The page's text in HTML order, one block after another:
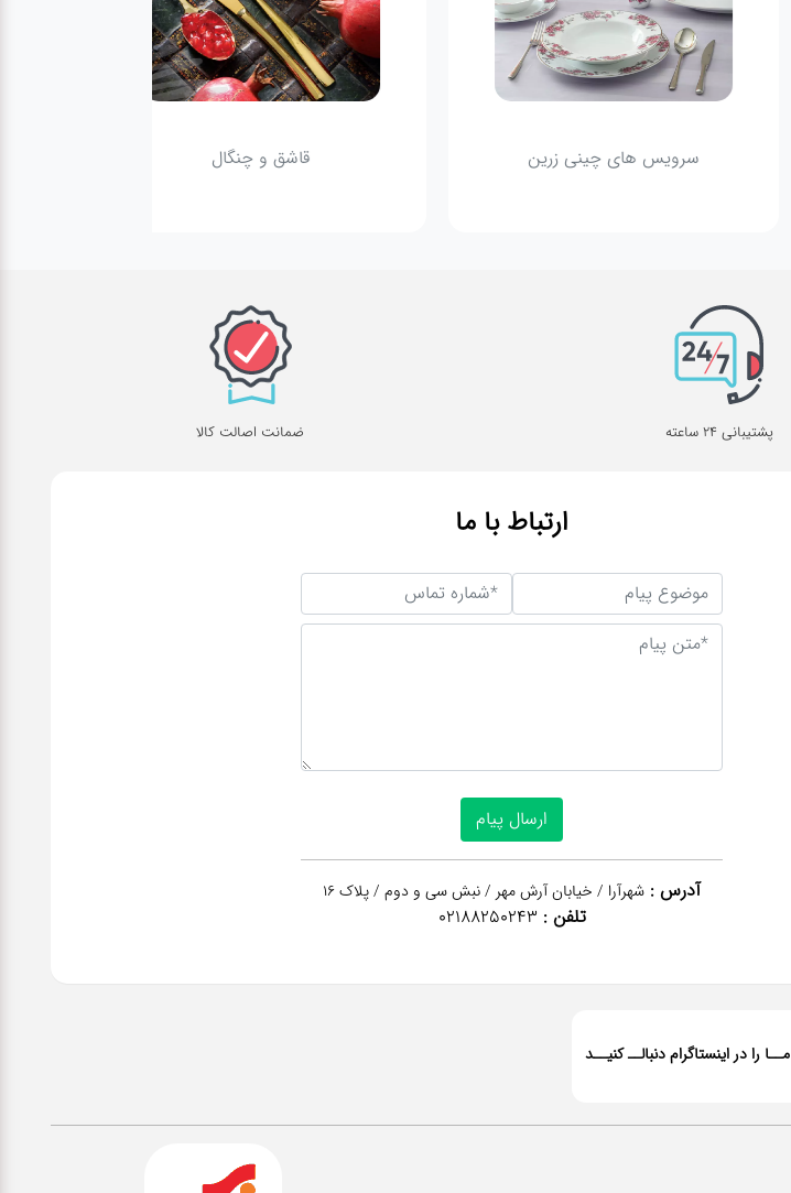
سرویس های چینی زرین
پشتیبانی 24 ساعته ضمانت اصالت کالا
ارتباط با ما
آدرس : شهرآرا / خیابان آرش مهر / نبش سی و دوم / پلاک 16
تلفن : 02188250243
مــا را در اینستاگرام دنبالــ کنیــد